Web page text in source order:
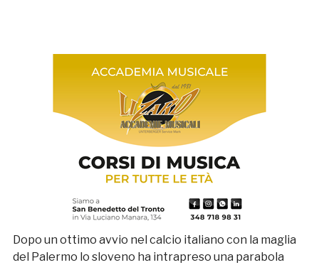
Dopo un ottimo avvio nel calcio italiano con la maglia
del Palermo lo sloveno ha intrapreso una parabola